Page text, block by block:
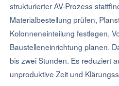
strukturierter AV-Prozess
Materialbestellung prüfen,
Kolonneneinteilung festlegen,
Baustelleneinrichtung planen.
bis zwei Stunden. Es reduziert
unproduktive Zeit und